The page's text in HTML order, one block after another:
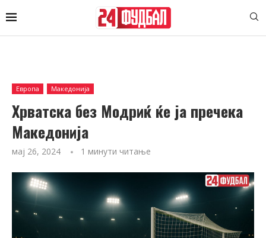
Европа Македонија
Хрватска без Модриќ ќе ја пречека
Македонија
мај 26, 2024 1 минути читање